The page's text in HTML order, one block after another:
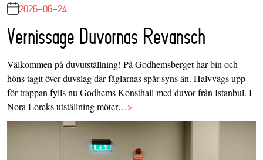
2026-06-24
Vernissage Duvornas Revansch
Välkommen på duvutställning! På Godhemsberget har bin och
höns tagit över duvslag där fåglarnas spår syns än. Halvvägs upp
för trappan fylls nu Godhems Konsthall med duvor från Istanbul. I
Nora Loreks utställning möter…>